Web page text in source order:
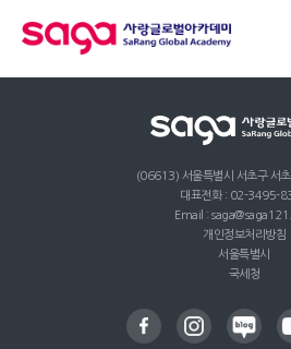
(06613) 서울특별시 서초구 서
대표전화 : 02-3495-
Email :
개인정보처리방침
서울특별시
국세청